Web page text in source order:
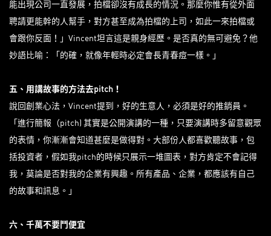
能出現公司一直發展，拍檔卻沒有成長的情況。那麼你惟有從外面
聘請更能幹的人幫手，對方甚至成為拍檔的上司，如此一來拍檔或
會跟你反面！」Vincent坦言這是親身經歷。是否真的無可避免？他
妙語比喻：「的確，就像年輕時必定會長青春痘一樣。」
五、用講故事的方法去pitch！
說回創業心法，Vincent提到，好的生意人，必須是好的推銷員。
「進行簡報（pitch) 其實是公開演講的一種，只要演講時多留意觀眾
的表情，你漸漸會知道甚麼是做得對。大部份人都喜歡聽故事，包
括投資者，假如我pitch的時候只展示一堆圖表，對方肯定不會記得
我，莫論是否對我的企業有興趣。所有產品、企業，都應該有自己
的故事和訊息。」
六、千萬不要鬥便宜